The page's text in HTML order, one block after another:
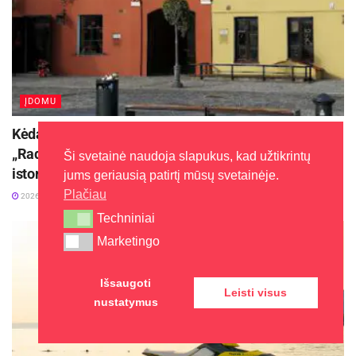
Filmas ,,Snowdenas“ Jungtinės Karalystės kino
teatruose pasirodys jau gruodžio 9 d.
news.sky.cominf.
ĮDOMU
Kėdainiuose prasidės kultūros ir istorijos festivalis
„Radviliada“ ir papasakos kunigaikščių Radvilų
istoriją
2026-08-04
Ši svetainė naudoja slapukus, kad užtikrintų
jums geriausią patirtį mūsų svetainėje.
Plačiau
Techniniai
Techniniai
Marketingo
Marketingo
Išsaugoti
nustatymus
Leisti visus